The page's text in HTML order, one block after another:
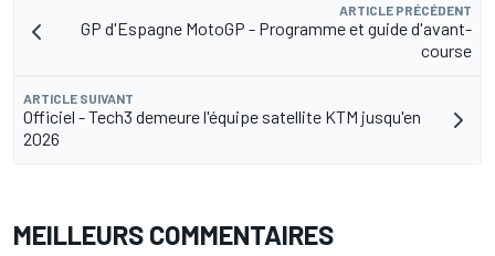
ARTICLE PRÉCÉDENT
GP d'Espagne MotoGP - Programme et guide d'avant-
course
ARTICLE SUIVANT
Officiel - Tech3 demeure l'équipe satellite KTM jusqu'en
2026
MEILLEURS COMMENTAIRES